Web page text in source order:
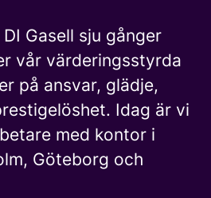
Gasell sju gånger
vår värderingsstyrda
på ansvar, glädje,
Idag är vi
med kontor i
Göteborg och